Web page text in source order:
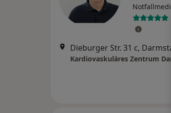
Dieburger Str. 31 c,
Kardiovaskuläres Zentrum